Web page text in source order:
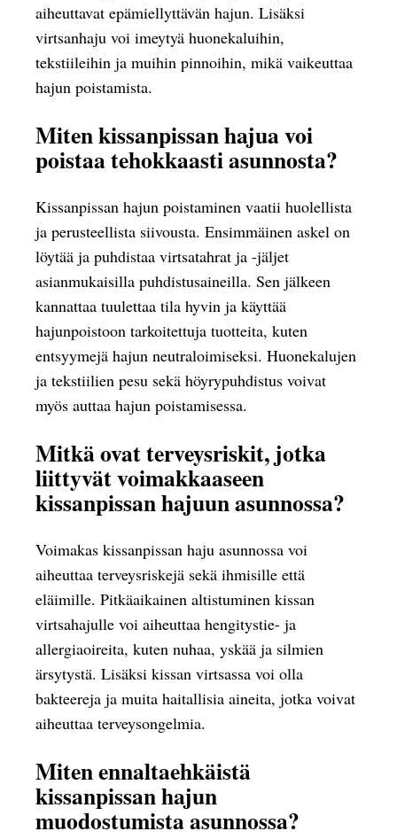
aiheuttavat epämiellyttävän hajun. Lisäksi
virtsanhaju voi imeytyä huonekaluihin,
tekstiileihin ja muihin pinnoihin, mikä vaikeuttaa
hajun poistamista.
Miten kissanpissan hajua voi
poistaa tehokkaasti asunnosta?
Kissanpissan hajun poistaminen vaatii huolellista
ja perusteellista siivousta. Ensimmäinen askel on
löytää ja puhdistaa virtsatahrat ja -jäljet
asianmukaisilla puhdistusaineilla. Sen jälkeen
kannattaa tuulettaa tila hyvin ja käyttää
hajunpoistoon tarkoitettuja tuotteita, kuten
entsyymejä hajun neutraloimiseksi. Huonekalujen
ja tekstiilien pesu sekä höyrypuhdistus voivat
myös auttaa hajun poistamisessa.
Mitkä ovat terveysriskit, jotka
liittyvät voimakkaaseen
kissanpissan hajuun asunnossa?
Voimakas kissanpissan haju asunnossa voi
aiheuttaa terveysriskejä sekä ihmisille että
eläimille. Pitkäaikainen altistuminen kissan
virtsahajulle voi aiheuttaa hengitystie- ja
allergiaoireita, kuten nuhaa, yskää ja silmien
ärsytystä. Lisäksi kissan virtsassa voi olla
bakteereja ja muita haitallisia aineita, jotka voivat
aiheuttaa terveysongelmia.
Miten ennaltaehkäistä
kissanpissan hajun
muodostumista asunnossa?